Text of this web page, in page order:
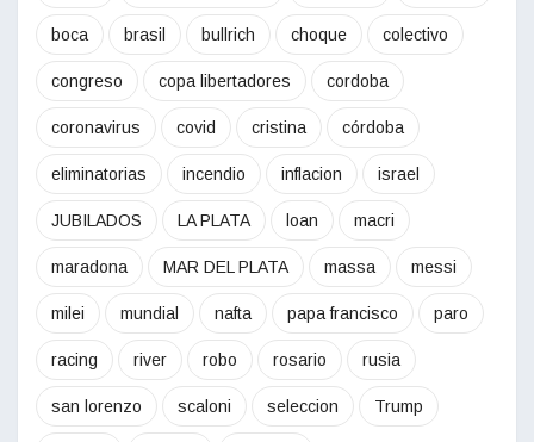
boca brasil bullrich choque colectivo
congreso copa libertadores cordoba
coronavirus covid cristina córdoba
eliminatorias incendio inflacion israel
JUBILADOS LA PLATA loan macri
maradona MAR DEL PLATA massa messi
milei mundial nafta papa francisco paro
racing river robo rosario rusia
san lorenzo scaloni seleccion Trump